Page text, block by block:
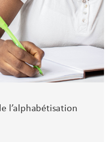
l’alphabétisation